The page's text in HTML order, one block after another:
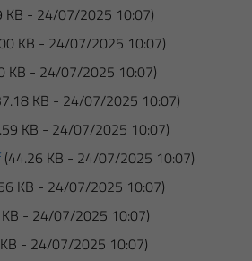
KB - 24/07/2025 10:07)
KB - 24/07/2025 10:07)
KB - 24/07/2025 10:07)
KB - 24/07/2025 10:07)
KB - 24/07/2025 10:07)
(44.26 KB - 24/07/2025 10:07)
KB - 24/07/2025 10:07)
- 24/07/2025 10:07)
- 24/07/2025 10:07)